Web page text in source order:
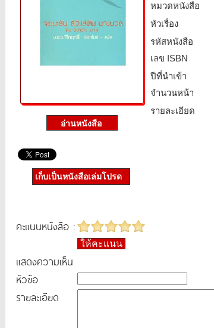
หมวดหนังสือ­
หัวเรื่อง
รหัสหนังสือ­
เลข ISBN
ปีที่นำเข้า
จำนวนหน้า
รายละเอียด
เก็บเป็นหนังสือเล่มโปรด
คะแนนหนังสือ :
ให้คะแนน
แสดงความเห็น
หัวข้อ
รายละเอียด